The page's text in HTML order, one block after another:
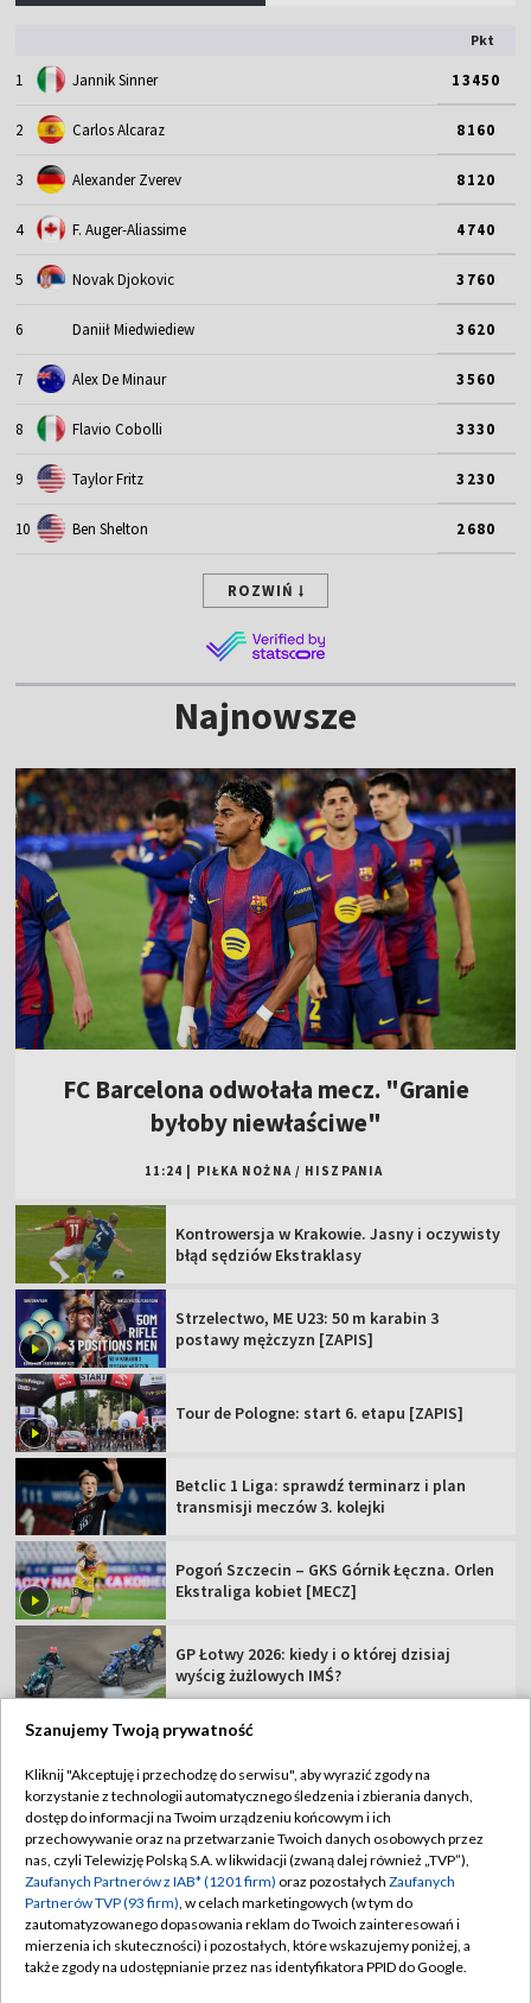
Pkt
1 Jannik Sinner 13450
2 Carlos Alcaraz 8160
3 Alexander Zverev 8120
4 F. Auger-Aliassime 4740
5 Novak Djokovic 3760
6 Daniił Miedwiediew 3620
7 Alex De Minaur 3560
8 Flavio Cobolli 3330
9 Taylor Fritz 3230
10 Ben Shelton 2680
ROZWIŃ
Najnowsze
FC Barcelona odwołała mecz. "Granie
byłoby niewłaściwe"
11:24 PIŁKA NOŻNA / HISZPANIA
Kontrowersja w Krakowie. Jasny i oczywisty
błąd sędziów Ekstraklasy
Strzelectwo, ME U23: 50 m karabin 3
postawy mężczyzn [ZAPIS]
Tour de Pologne: start 6. etapu [ZAPIS]
Betclic 1 Liga: sprawdź terminarz i plan
transmisji meczów 3. kolejki
Pogoń Szczecin – GKS Górnik Łęczna. Orlen
Ekstraliga kobiet [MECZ]
GP Łotwy 2026: kiedy i o której dzisiaj
wyścig żużlowych IMŚ?
TVP
Abonament TVP
Sklep TVP
Biuro Reklamy
Oferta Handlowa
Regulamin TVP
Polityka prywatności
Moje zgody
Biuro reklamy
Szanujemy Twoją prywatność
Kliknij "Akceptuję i przechodzę do serwisu", aby wyrazić zgody na
korzystanie z technologii automatycznego śledzenia i zbierania danych,
dostęp do informacji na Twoim urządzeniu końcowym i ich
przechowywanie oraz na przetwarzanie Twoich danych osobowych przez
nas, czyli Telewizję Polską S.A. w likwidacji (zwaną dalej również „TVP”),
Zaufanych Partnerów z IAB* (1201 firm) oraz pozostałych Zaufanych
Partnerów TVP (93 firm), w celach marketingowych (w tym do
zautomatyzowanego dopasowania reklam do Twoich zainteresowań i
mierzenia ich skuteczności) i pozostałych, które wskazujemy poniżej, a
także zgody na udostępnianie przez nas identyfikatora PPID do Google.